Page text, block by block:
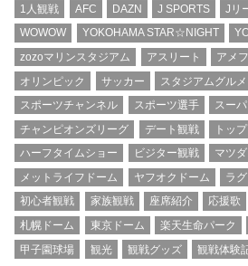
1人観戦 AFC DAZN J SPORTS Jリ
WOWOW
YOKOHAMA STAR☆NIGHT
zozoマリンスタジアム
アスリート アメ
オリンピック
サッカー スタジアムグルメ
スポーツチャンネル
スポーツ選手
スー
チャンピオンズリーグ
デート観戦 トッ
ハーフタイムショー
ビジター観戦
マツ
メットライフドーム
ヤフオクドーム ラ
初心者観戦
家族観戦 座席紹介 応援歌
札幌ドーム
東京ドーム 楽天生命パーク
甲子園球場
観光 観戦グッズ 観戦体験